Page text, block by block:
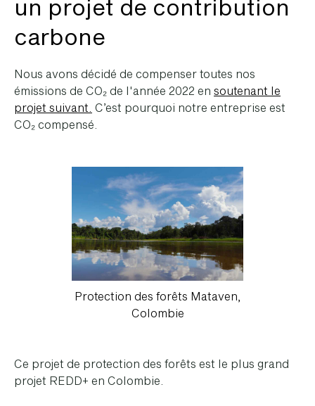
un projet de contribution
carbone
Nous avons décidé de compenser toutes nos
émissions de CO₂ de l'année 2022 en soutenant le
projet suivant. C’est pourquoi notre entreprise est
CO₂ compensé.
Protection des forêts Mataven,
Colombie
Ce projet de protection des forêts est le plus grand
projet REDD+ en Colombie.